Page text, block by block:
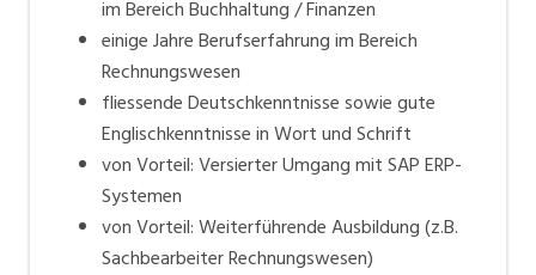
im Bereich Buchhaltung / Finanzen
einige Jahre Berufserfahrung im Bereich
Rechnungswesen
fliessende Deutschkenntnisse sowie gute
Englischkenntnisse in Wort und Schrift
von Vorteil: Versierter Umgang mit SAP ERP-
Systemen
von Vorteil: Weiterführende Ausbildung (z.B.
Sachbearbeiter Rechnungswesen)